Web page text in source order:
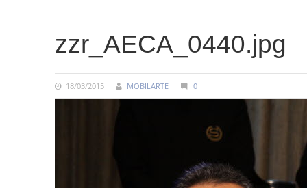
zzr_AECA_0440.jpg
18/03/2015 MOBILARTE 0